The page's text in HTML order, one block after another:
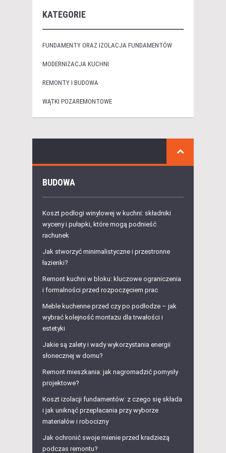
KATEGORIE
FUNDAMENTY ORAZ IZOLACJA FUNDAMENTÓW
MODERNIZACJA KUCHNI
REMONTY I BUDOWA
WĄTKI POZAREMONTOWE
BUDOWA
Koszt podłogi winylowej w kuchni: składniki
wyceny i pułapki, które mogą podnieść
rachunek
Jak stworzyć minimalistyczne i przestronne
łazienki?
Remont kuchni w bloku: kluczowe ograniczenia
i formalności przed rozpoczęciem prac
Meble kuchenne przed czy po podłodze – jak
wybrać kolejność montażu dla trwałości i
estetyki
Jakie są zalety i wady wykorzystania energii
słonecznej w domu?
Remont mieszkania: jak nagromadzić pomysły
projektowe?
Koszt izolacji fundamentów: z czego się składa
i jak uniknąć przepłacania przy wyborze
materiałów i robocizny
Jak ochronić swoje mienie przed kradzieżą
podczas remontu?